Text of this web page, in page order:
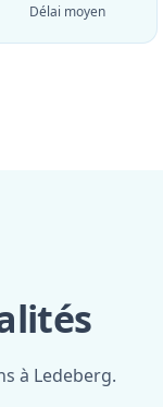
Délai moyen
à Ledeberg.